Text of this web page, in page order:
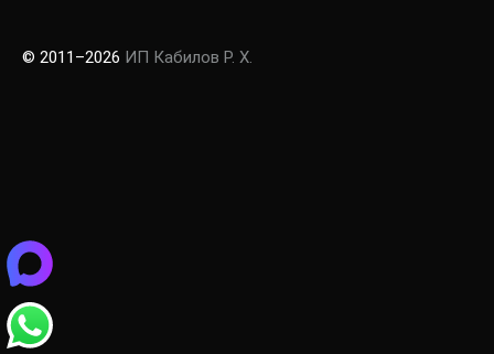
© 2011–2026 ИП Кабилов Р. Х.